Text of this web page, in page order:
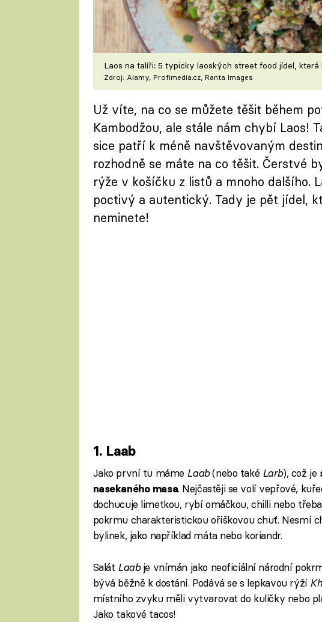
Laos na talíři: 5 typicky laoských street food jídel,
Zdroj: Alamy, Profimedia.cz, Ranta Images
Už víte, na co se můžete těšit během
Kambodžou, ale stále nám chybí Laos!
sice patří k méně navštěvovaným
rozhodně se máte na co těšit. Čerstvé
rýže v košíčku z listů a mnoho dalšího.
poctivý a autentický. Tady je pět jídel,
neminete!
1. Laab
Jako první tu máme Laab(nebo také Larb), což je
nasekaného masa. Nejčastěji se volí vepřové,
dochucuje limetkou, rybí omáčkou, chilli nebo
pokrmu charakteristickou oříškovou chuť. Nesmí
bylinek, jako například máta nebo koriandr.
Salát Laabje vnímán jako neoficiální národní
bývá běžně k dostání. Podává se s lepkavou rýží
místního zvyku měli vytvarovat do kuličky nebo
Jako takové tacos!